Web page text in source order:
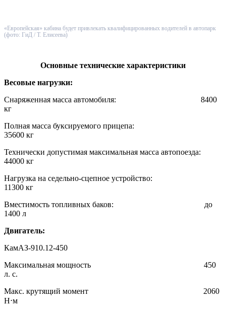
«Европейская» кабина будет привлекать квалифицированных водителей в автопарк
(фото: ГиД / Т. Елисеева)
Основные технические характеристики
Весовые нагрузки:
Снаряженная масса автомобиля: 8400
кг
Полная масса буксируемого прицепа:
35600 кг
Технически допустимая максимальная масса автопоезда:
44000 кг
Нагрузка на седельно-сцепное устройство:
11300 кг
Вместимость топливных баков: до
1400 л
Двигатель:
КамАЗ-910.12-450
Максимальная мощность 450
л. с.
Макс. крутящий момент 2060
Н⋅м